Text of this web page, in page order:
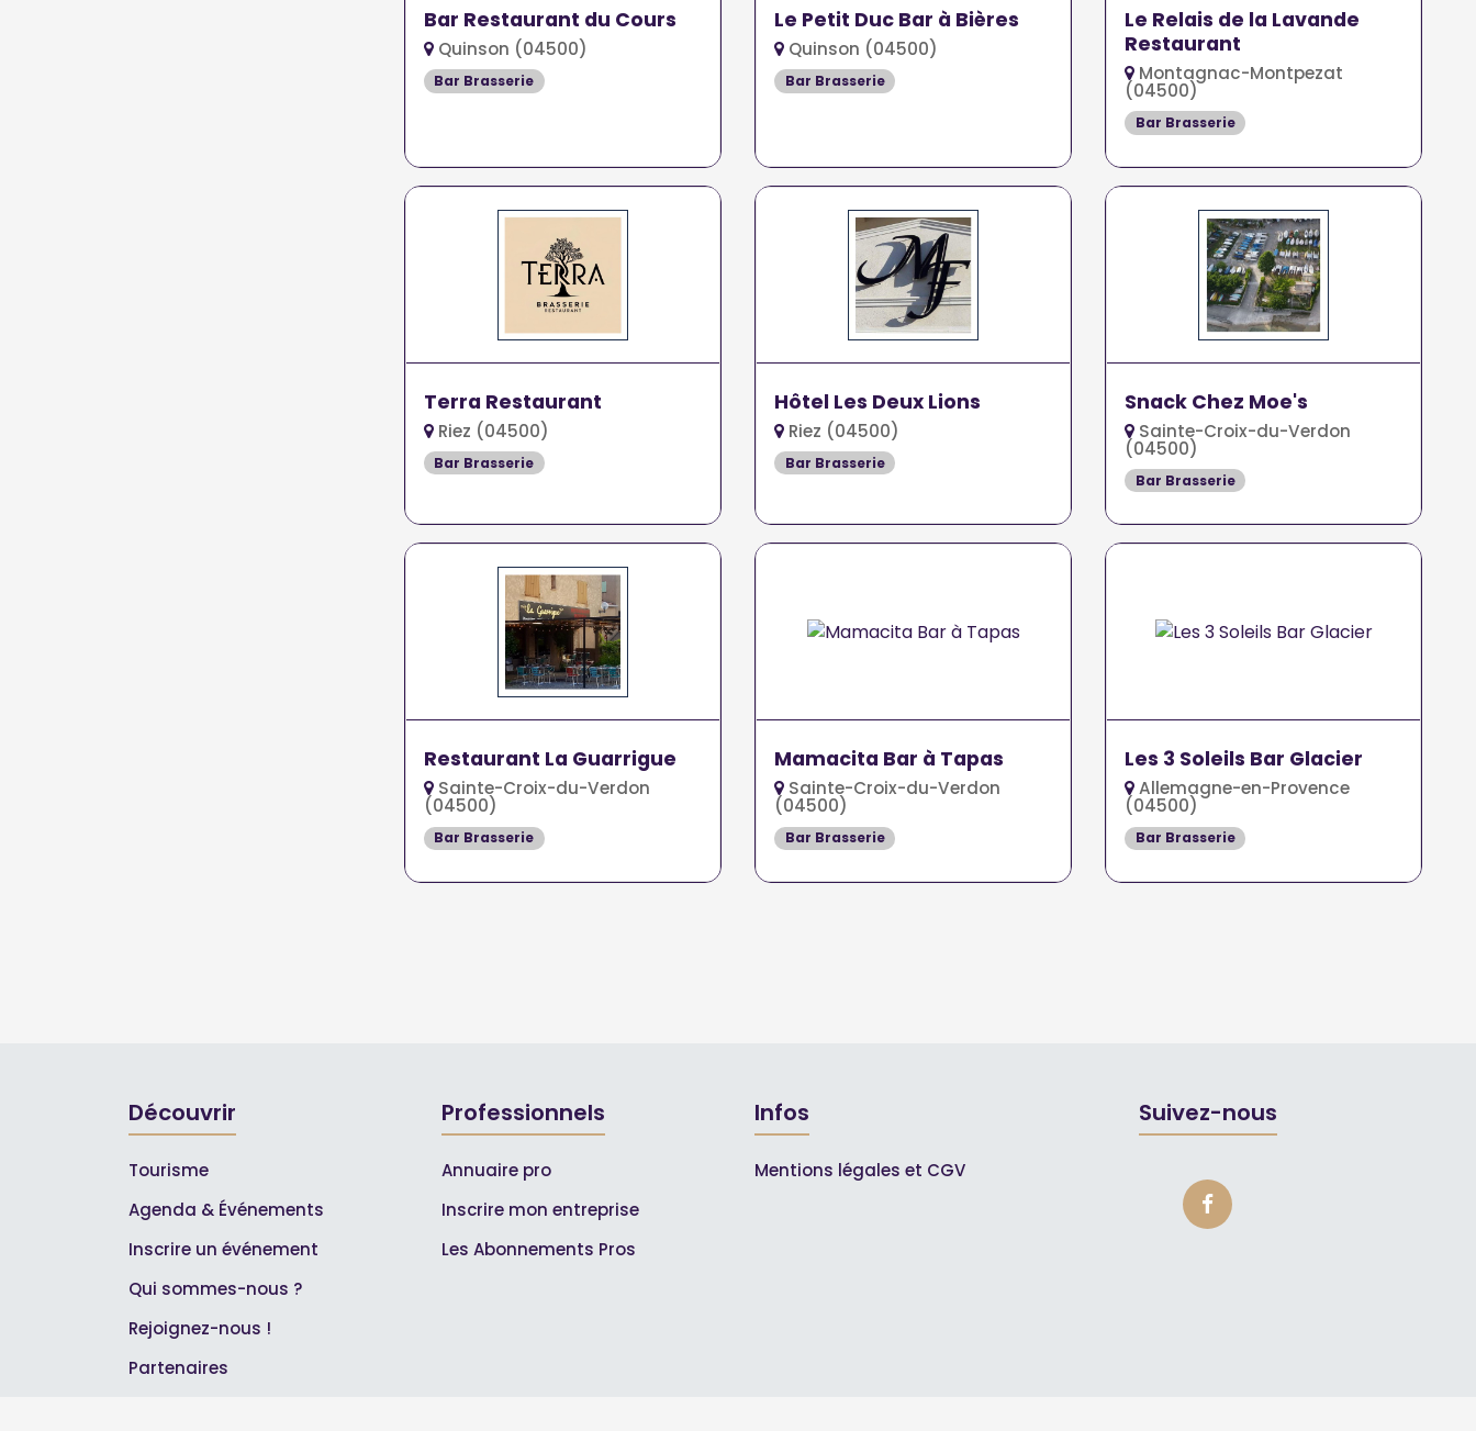
Bar Restaurant du Cours
Quinson (04500)
Bar Brasserie
Le Petit Duc Bar à Bières
Quinson (04500)
Bar Brasserie
Le Relais de la Lavande
Restaurant
Montagnac-Montpezat
(04500)
Bar Brasserie
Terra Restaurant
Riez (04500)
Bar Brasserie
Hôtel Les Deux Lions
Riez (04500)
Bar Brasserie
Snack Chez Moe's
Sainte-Croix-du-Verdon
(04500)
Bar Brasserie
Restaurant La Guarrigue
Sainte-Croix-du-Verdon
(04500)
Bar Brasserie
Mamacita Bar à Tapas
Sainte-Croix-du-Verdon
(04500)
Bar Brasserie
Les 3 Soleils Bar Glacier
Allemagne-en-Provence
(04500)
Bar Brasserie
Découvrir
Tourisme
Agenda & Événements
Inscrire un événement
Qui sommes-nous ?
Rejoignez-nous !
Partenaires
Professionnels
Annuaire pro
Inscrire mon entreprise
Les Abonnements Pros
Infos
Mentions légales et CGV
Suivez-nous